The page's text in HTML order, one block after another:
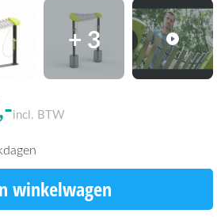
+ 3
incl. BTW
winkelwagen